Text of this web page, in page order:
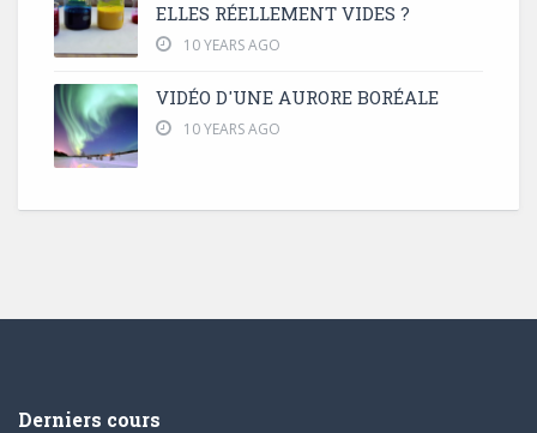
ELLES RÉELLEMENT VIDES ?
10 YEARS AGO
VIDÉO D'UNE AURORE BORÉALE
10 YEARS AGO
Derniers cours